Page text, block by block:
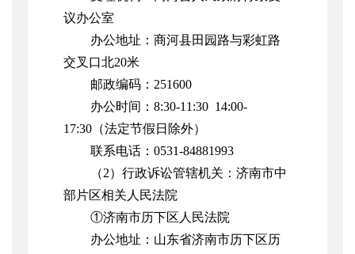
议办公室
办公地址：商河县田园路与彩虹路
交叉口北20米
邮政编码：251600
办公时间：8:30-11:30 14:00-
17:30（法定节假日除外）
联系电话：0531-84881993
（2）行政诉讼管辖机关：济南市中
部片区相关人民法院
①济南市历下区人民法院
办公地址：山东省济南市历下区历